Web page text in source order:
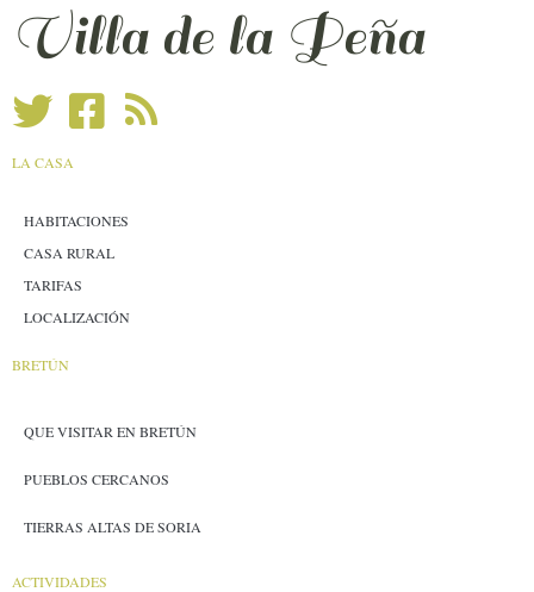
Villa de la Peña
LA CASA
HABITACIONES
CASA RURAL
TARIFAS
LOCALIZACIÓN
BRETÚN
QUE VISITAR EN BRETÚN
PUEBLOS CERCANOS
TIERRAS ALTAS DE SORIA
ACTIVIDADES